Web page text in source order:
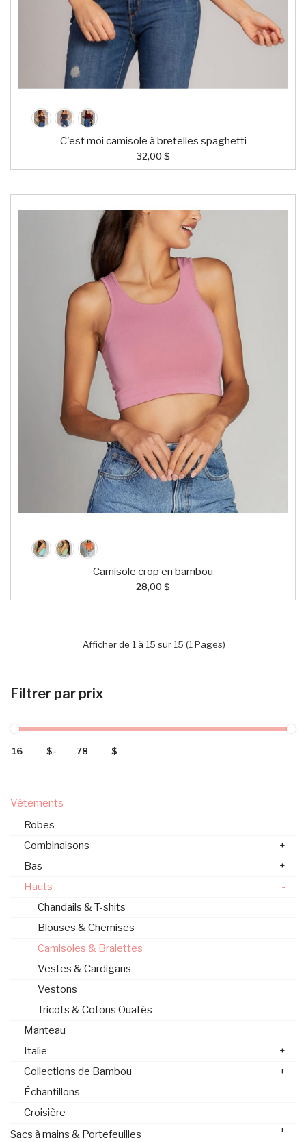
Filtrer par prix
$- $
Vêtements -
Robes
Combinaisons
+
Bas
+
Hauts
-
Chandails & T-shits
Blouses & Chemises
Camisoles & Bralettes
Vestes & Cardigans
Vestons
Tricots & Cotons Ouatés
Manteau
Italie
+
Collections de Bambou
+
Échantillons
Croisière
Sacs à mains & Portefeuilles
+
C'est moi camisole à bretelles spaghetti
32,00 $
Camisole crop en bambou
28,00 $
Afficher de 1 à 15 sur 15 (1 Pages)